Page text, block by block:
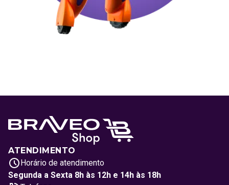
ATENDIMENTO
Horário de atendimento
Segunda a Sexta 8h às 12h e 14h às 18h